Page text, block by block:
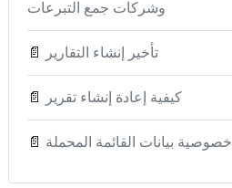
وشركات جمع التبرعات
📄 تأخير إنشاء التقارير
📄 كيفية إعادة إنشاء تقرير
📄 خصوصية بيانات القائمة المحملة